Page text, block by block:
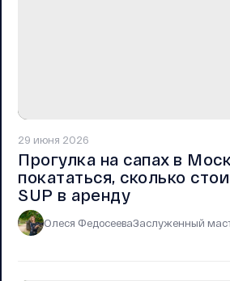
29 июня 2026
Прогулка на сапах в
покататься, сколько
SUP в аренду
Олеся ФедосееваЗаслуженный